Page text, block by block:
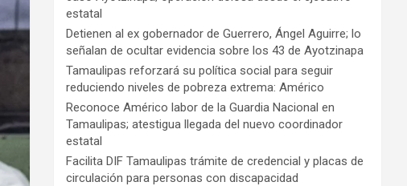
estatal
Detienen al ex gobernador de Guerrero, Ángel Aguirre; lo
señalan de ocultar evidencia sobre los 43 de Ayotzinapa
Tamaulipas reforzará su política social para seguir
reduciendo niveles de pobreza extrema: Américo
Reconoce Américo labor de la Guardia Nacional en
Tamaulipas; atestigua llegada del nuevo coordinador
estatal
Facilita DIF Tamaulipas trámite de credencial y placas de
circulación para personas con discapacidad